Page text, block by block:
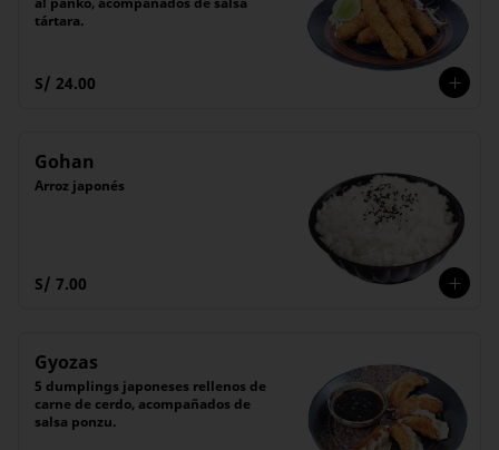
tártara.
S/ 24.00
Gohan
Arroz japonés
S/ 7.00
Gyozas
5 dumplings japoneses rellenos de
carne de cerdo, acompañados de
salsa ponzu.